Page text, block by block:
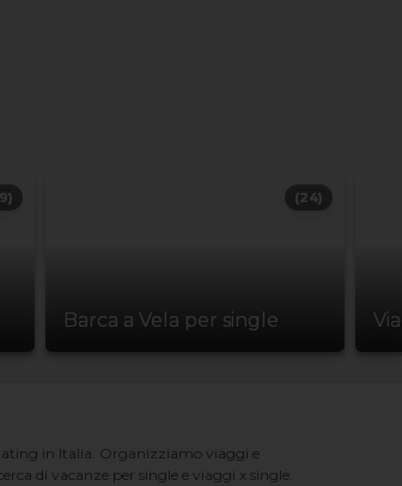
Barca a Vela per single
(24)
in Italia. Organizziamo viaggi e
di vacanze per single e viaggi x single.